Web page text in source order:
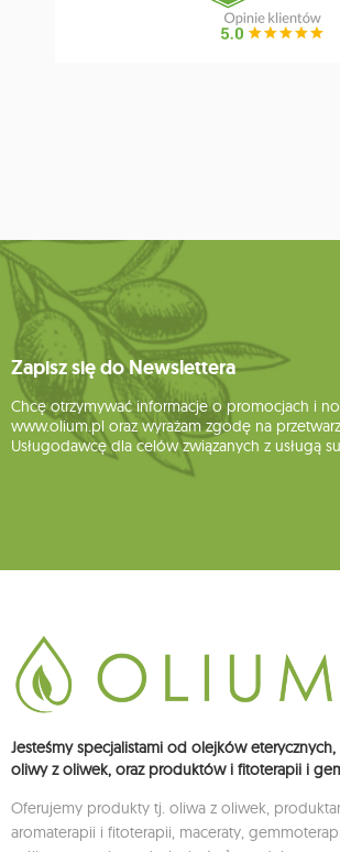
Zapisz się do Newslettera
Chcę otrzymywać informacje o promocjach i
www.olium.pl oraz wyrażam zgodę na
Usługodawcę dla celów związanych z usługą
Jesteśmy specjalistami od olejków eterycznych,
oliwy z oliwek, oraz produktów i fitoterapii i
Oferujemy produkty tj. oliwa z oliwek,
aromaterapii i fitoterapii, maceraty,